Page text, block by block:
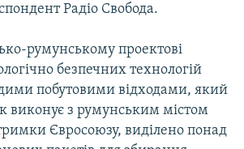
Радіо Свобода.
румунському проектові
безпечних технологій
побутовими відходами, який
виконує з румунським містом
Євросоюзу, виділено понад